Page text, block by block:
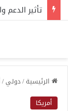
الرئيسية/دولي/
أمريكا